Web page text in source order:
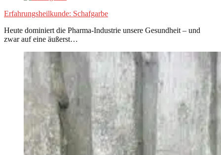
Erfahrungsheilkunde: Schafgarbe
Heute dominiert die Pharma-Industrie unsere Gesundheit – und
zwar auf eine äußerst…